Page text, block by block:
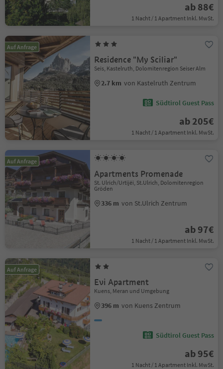
ab 88€
1 Nacht / 1 Apartment Inkl. MwSt.
Auf Anfrage
Residence "My Sciliar"
Seis, Kastelruth, Dolomitenregion Seiser Alm
2.7 km von Kastelruth Zentrum
Südtirol Guest Pass
ab 205€
1 Nacht / 1 Apartment Inkl. MwSt.
Auf Anfrage
Apartments Promenade
St. Ulrich/Urtijëi, St.Ulrich, Dolomitenregion
Gröden
336 m von St.Ulrich Zentrum
ab 97€
1 Nacht / 1 Apartment Inkl. MwSt.
Auf Anfrage
Evi Apartment
Kuens, Meran und Umgebung
396 m von Kuens Zentrum
Südtirol Guest Pass
ab 95€
1 Nacht / 1 Apartment Inkl. MwSt.